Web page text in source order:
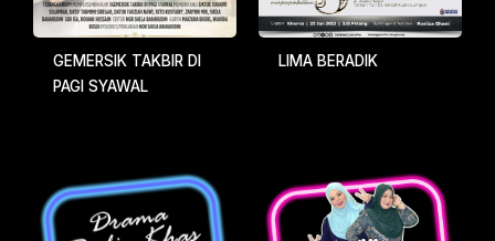
GEMERSIK TAKBIR DI
PAGI SYAWAL
LIMA BERADIK